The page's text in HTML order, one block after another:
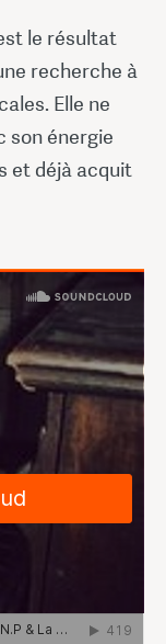
le résultat
recherche à
Elle ne
son énergie
et déjà acquit